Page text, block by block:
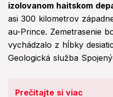
izolovanom haitskom
asi 300 kilometrov
au-Prince. Zemetrasenie
vychádzalo z hĺbky
Geologická služba
Prečítajte si viac